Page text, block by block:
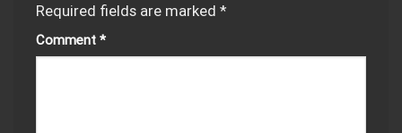
Required fields are marked *
Comment *